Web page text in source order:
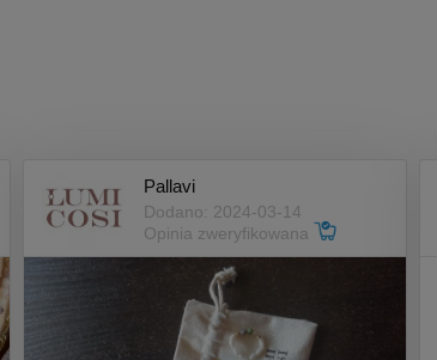
Pallavi
Dodano: 2024-03-14
Opinia zweryfikowana